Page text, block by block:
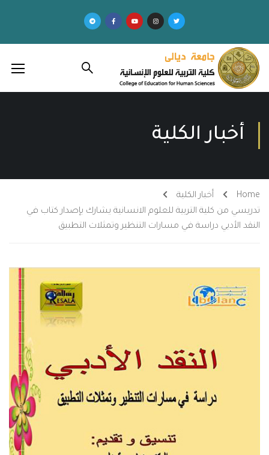
أخبار الكلية
Home
أخبار الكلية
تدريسي من كلية التربية للعلوم الانسانية يشارك بإصدار كتاب في
النقد الأدبي دراسة في مسارات التنظير وتمثلات التطبيق